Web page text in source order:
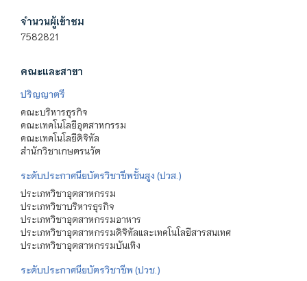
จำนวนผู้เข้าชม
7582821
คณะและสาขา
ปริญญาตรี
คณะบริหารธุรกิจ
คณะเทคโนโลยีอุตสาหกรรม
คณะเทคโนโลยีดิจิทัล
สำนักวิชาเกษตรนวัต
ระดับประกาศนียบัตรวิชาชีพชั้นสูง (ปวส.)
ประเภทวิชาอุตสาหกรรม
ประเภทวิชาบริหารธุรกิจ
ประเภทวิชาอุตสาหกรรมอาหาร
ประเภทวิชาอุตสาหกรรมดิจิทัลและเทคโนโลยีสารสนเทศ
ประเภทวิชาอุตสาหกรรมบันเทิง
ระดับประกาศนียบัตรวิชาชีพ (ปวช.)